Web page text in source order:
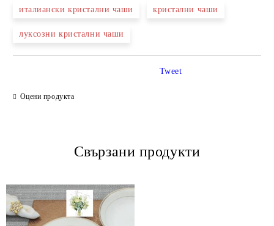
италиански кристални чаши кристални чаши
луксозни кристални чаши
Оцени продукта
Tweet
Свързани продукти